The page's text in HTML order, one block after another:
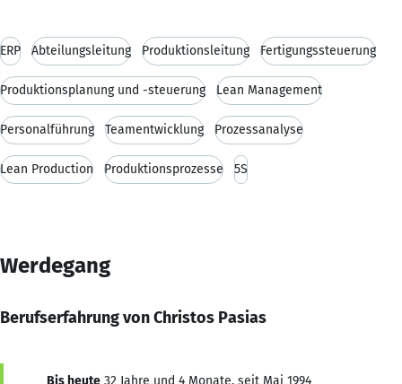
ERP Abteilungsleitung Produktionsleitung Fertigungssteuerung
Produktionsplanung und -steuerung Lean Management
Personalführung Teamentwicklung Prozessanalyse
Lean Production Produktionsprozesse 5S
Werdegang
Berufserfahrung von Christos Pasias
Bis heute 32 Jahre und 4 Monate, seit Mai 1994